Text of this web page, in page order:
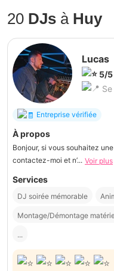
20 DJs à Huy
Lucas
5/5
Entreprise vérifiée
À propos
Bonjour, si vous souhaitez
contactez-moi et n’... Voir plus
Services
DJ soirée mémorable
Montage/Démontage
...